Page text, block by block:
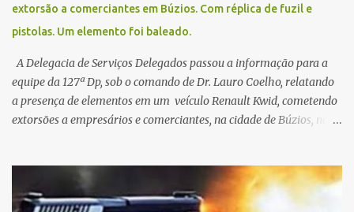
extorsão a comerciantes em Búzios. Com réplica de fuzil e
pistolas. Um elemento foi baleado.
A Delegacia de Serviços Delegados passou a informação para a
equipe da 127ª Dp, sob o comando de Dr. Lauro Coelho, relatando
a presença de elementos em um veículo Renault Kwid, cometendo
extorsões a empresários e comerciantes, na cidade de Búzios, na
fugir da cidade Buziana. Um dos detidos é policial civil e este foi
baleado na perna na troca de tiros . Na ocorrência, três armas,